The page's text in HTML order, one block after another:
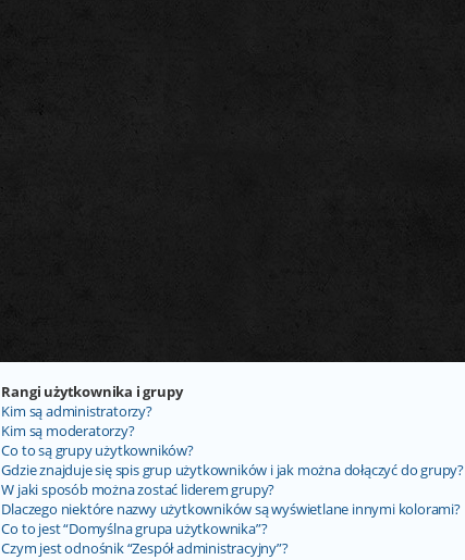
Rangi użytkownika i grupy
Kim są administratorzy?
Kim są moderatorzy?
Co to są grupy użytkowników?
Gdzie znajduje się spis grup użytkowników i jak można dołączyć do grupy?
W jaki sposób można zostać liderem grupy?
Dlaczego niektóre nazwy użytkowników są wyświetlane innymi kolorami?
Co to jest “Domyślna grupa użytkownika”?
Czym jest odnośnik “Zespół administracyjny”?